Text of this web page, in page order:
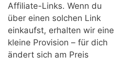
Affiliate-Links. Wenn du
über einen solchen Link
einkaufst, erhalten wir eine
kleine Provision – für dich
ändert sich am Preis